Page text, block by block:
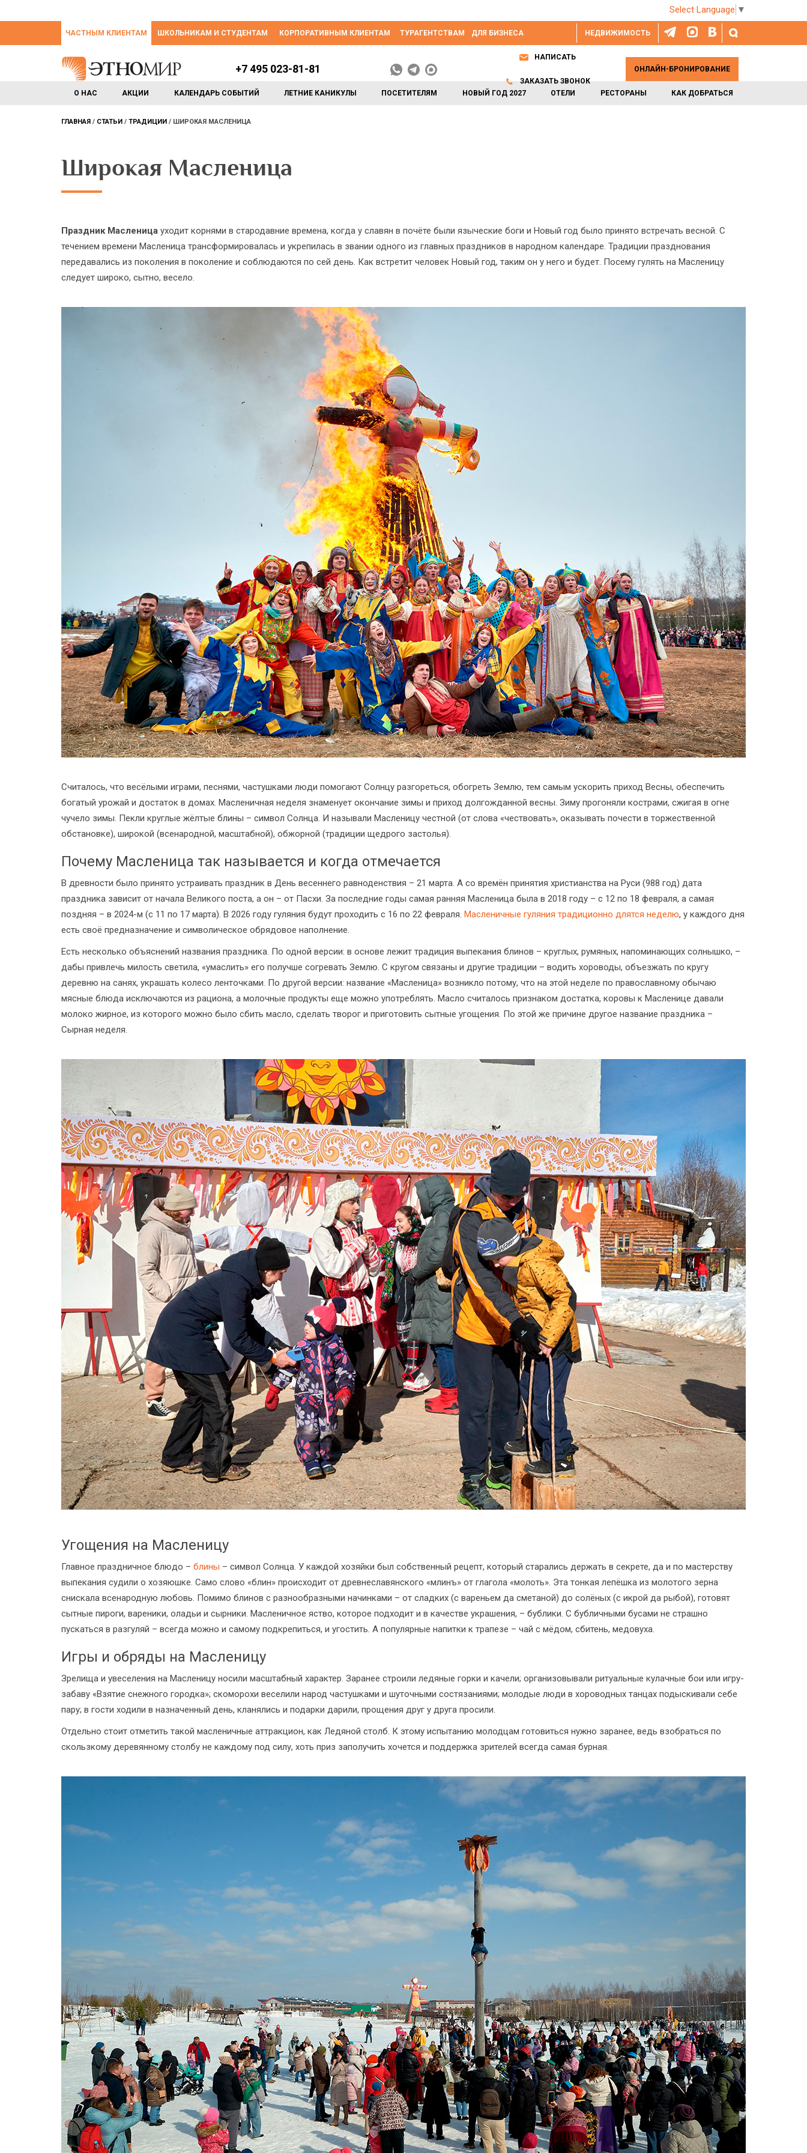
Select Language ▼
НЕДВИЖИМОСТЬ
ЧАСТНЫМ КЛИЕНТАМ ШКОЛЬНИКАМ И СТУДЕНТАМ КОРПОРАТИВНЫМ КЛИЕНТАМ ТУРАГЕНТСТВАМ ДЛЯ БИЗНЕСА
О НАС АКЦИИ КАЛЕНДАРЬ СОБЫТИЙ ЛЕТНИЕ КАНИКУЛЫ ПОСЕТИТЕЛЯМ НОВЫЙ ГОД 2027 ОТЕЛИ РЕСТОРАНЫ КАК ДОБРАТЬСЯ
+7 495 023-81-81
НАПИСАТЬ
ЗАКАЗАТЬ ЗВОНОК
ОНЛАЙН-БРОНИРОВАНИЕ
ГЛАВНАЯ СТАТЬИ ТРАДИЦИИ ШИРОКАЯ МАСЛЕНИЦА
Широкая Масленица
Праздник Масленица уходит корнями в стародавние времена, когда у славян в почёте были языческие боги и Новый год было принято встречать весной. С
течением времени Масленица трансформировалась и укрепилась в звании одного из главных праздников в народном календаре. Традиции празднования
передавались из поколения в поколение и соблюдаются по сей день. Как встретит человек Новый год, таким он у него и будет. Посему гулять на Масленицу
следует широко, сытно, весело.
Считалось, что весёлыми играми, песнями, частушками люди помогают Солнцу разгореться, обогреть Землю, тем самым ускорить приход Весны, обеспечить
богатый урожай и достаток в домах. Масленичная неделя знаменует окончание зимы и приход долгожданной весны. Зиму прогоняли кострами, сжигая в огне
чучело зимы. Пекли круглые жёлтые блины – символ Солнца. И называли Масленицу честной (от слова «чествовать», оказывать почести в торжественной
обстановке), широкой (всенародной, масштабной), обжорной (традиции щедрого застолья).
Почему Масленица так называется и когда отмечается
В древности было принято устраивать праздник в День весеннего равноденствия – 21 марта. А со времён принятия христианства на Руси (988 год) дата
праздника зависит от начала Великого поста, а он – от Пасхи. За последние годы самая ранняя Масленица была в 2018 году – с 12 по 18 февраля, а самая
поздняя – в 2024-м (с 11 по 17 марта). В 2026 году гуляния будут проходить с 16 по 22 февраля. Масленичные гуляния традиционно длятся неделю, у каждого дня
есть своё предназначение и символическое обрядовое наполнение.
Есть несколько объяснений названия праздника. По одной версии: в основе лежит традиция выпекания блинов – круглых, румяных, напоминающих солнышко, –
дабы привлечь милость светила, «умаслить» его получше согревать Землю. С кругом связаны и другие традиции – водить хороводы, объезжать по кругу
деревню на санях, украшать колесо ленточками. По другой версии: название «Масленица» возникло потому, что на этой неделе по православному обычаю
мясные блюда исключаются из рациона, а молочные продукты еще можно употреблять. Масло считалось признаком достатка, коровы к Масленице давали
молоко жирное, из которого можно было сбить масло, сделать творог и приготовить сытные угощения. По этой же причине другое название праздника –
Сырная неделя.
Угощения на Масленицу
Главное праздничное блюдо – блины – символ Солнца. У каждой хозяйки был собственный рецепт, который старались держать в секрете, да и по мастерству
выпекания судили о хозяюшке. Само слово «блин» происходит от древнеславянского «млинъ» от глагола «молоть». Эта тонкая лепёшка из молотого зерна
снискала всенародную любовь. Помимо блинов с разнообразными начинками – от сладких (с вареньем да сметаной) до солёных (с икрой да рыбой), готовят
сытные пироги, вареники, оладьи и сырники. Масленичное яство, которое подходит и в качестве украшения, – бублики. С бубличными бусами не страшно
пускаться в разгуляй – всегда можно и самому подкрепиться, и угостить. А популярные напитки к трапезе – чай с мёдом, сбитень, медовуха.
Игры и обряды на Масленицу
Зрелища и увеселения на Масленицу носили масштабный характер. Заранее строили ледяные горки и качели; организовывали ритуальные кулачные бои или игру-
забаву «Взятие снежного городка»; скоморохи веселили народ частушками и шуточными состязаниями; молодые люди в хороводных танцах подыскивали себе
пару; в гости ходили в назначенный день, кланялись и подарки дарили, прощения друг у друга просили.
Отдельно стоит отметить такой масленичные аттракцион, как Ледяной столб. К этому испытанию молодцам готовиться нужно заранее, ведь взобраться по
скользкому деревянному столбу не каждому под силу, хоть приз заполучить хочется и поддержка зрителей всегда самая бурная.